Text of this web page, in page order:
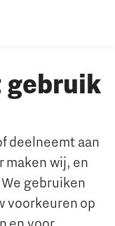
gebruik
deelneemt aan
maken wij, en
gebruiken
voorkeuren op
voor
ouders